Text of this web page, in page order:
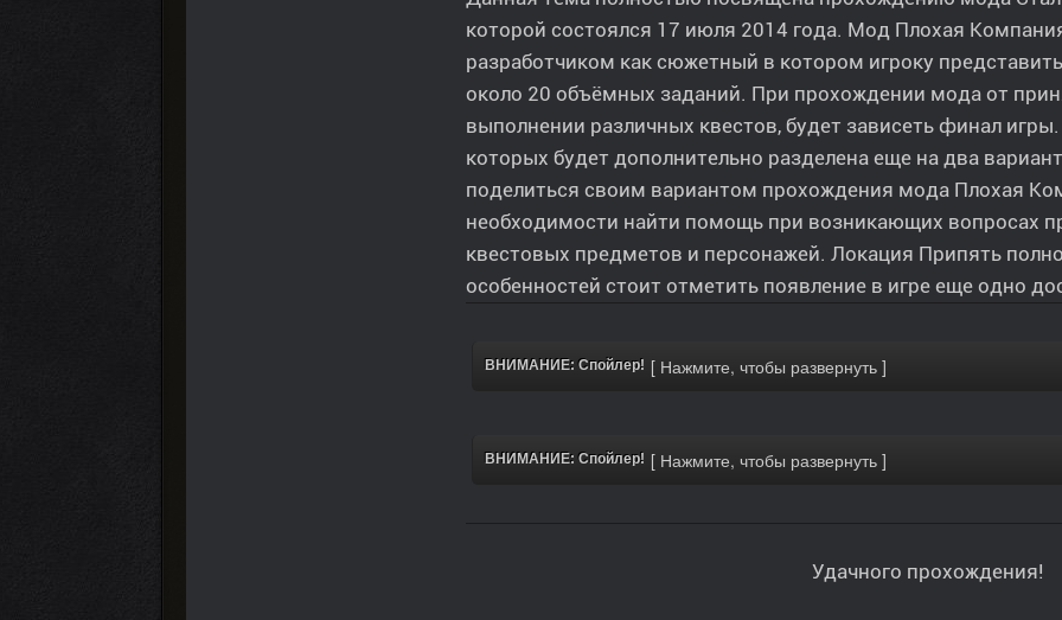
которой состоялся 17 июля 2014 года. Мод Плохая
разработчиком как сюжетный в котором игроку
около 20 объёмных заданий. При прохождении мода от
выполнении различных квестов, будет зависеть финал
которых будет дополнительно разделена еще на два
поделиться своим вариантом прохождения мода Плохая
необходимости найти помощь при возникающих вопросах
квестовых предметов и персонажей. Локация Припять
особенностей стоит отметить появление в игре еще одно
ВНИМАНИЕ: Спойлер!
ВНИМАНИЕ: Спойлер!
Удачного прохождения!